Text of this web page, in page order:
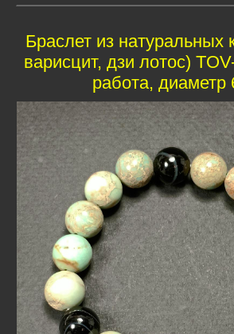
Браслет из натуральных
варисцит, дзи лотос)
работа, диаметр